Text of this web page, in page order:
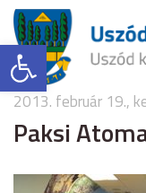
Eszköztár
2013. február 19.,
Paksi